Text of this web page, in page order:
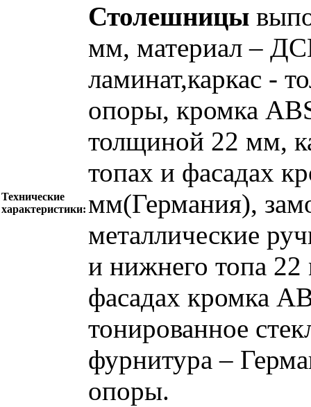
Технические
характеристики:
Столешницы
мм, материал –
ламинат,каркас -
опоры, кромка
толщиной 22 мм,
топах и фасадах
мм(Германия),
металлические
и нижнего топа
фасадах кромка
тонированное
фурнитура –
опоры.